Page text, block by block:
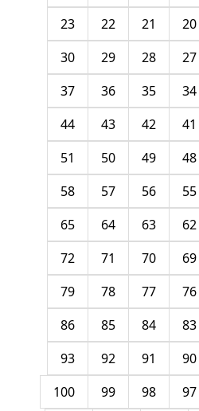
20
21
22
23
27
28
29
30
34
35
36
37
41
42
43
44
48
49
50
51
55
56
57
58
62
63
64
65
69
70
71
72
76
77
78
79
83
84
85
86
90
91
92
93
97
98
99
100